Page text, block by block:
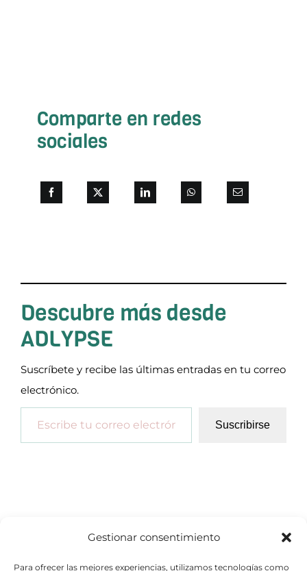
Gestionar consentimiento
Para ofrecer las mejores experiencias, utilizamos tecnologías como
Comparte en redes
sociales
Descubre más desde
ADLYPSE
Suscríbete y recibe las últimas entradas en tu correo
electrónico.
Escribe tu correo electrónico…
Suscribirse